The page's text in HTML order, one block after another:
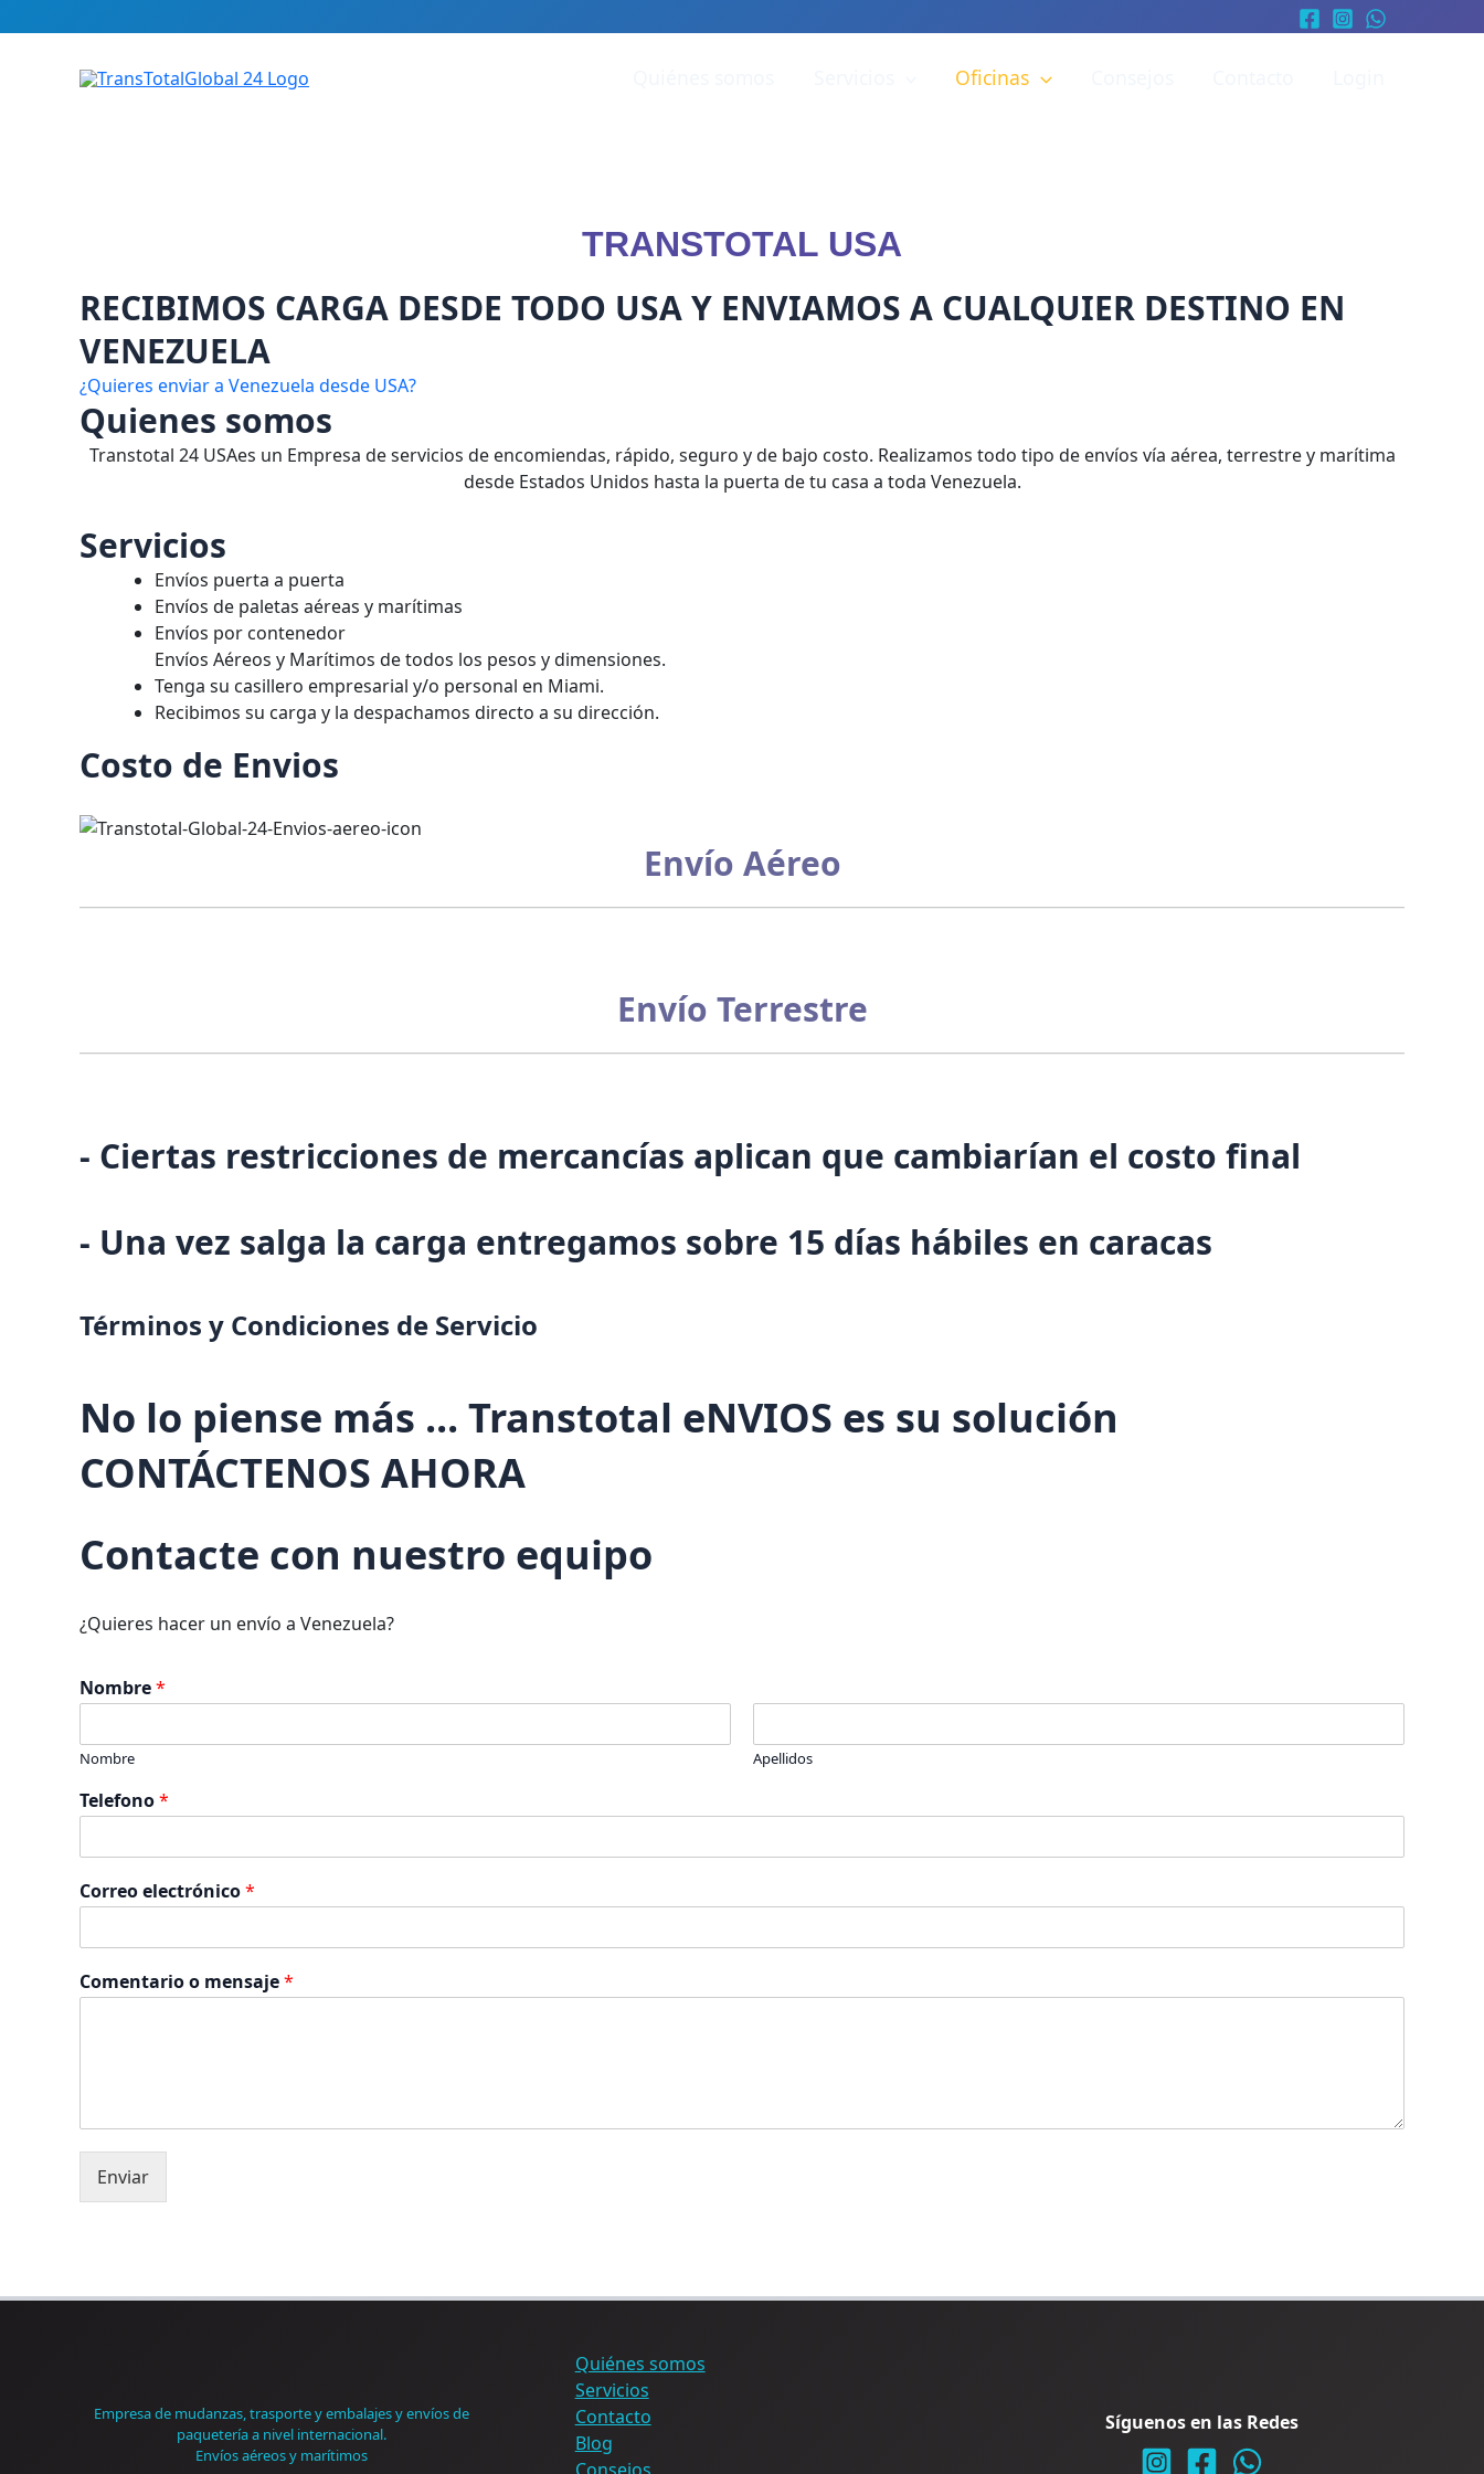
al
contenido
Oficinas
TRANSTOTAL USA
RECIBIMOS CARGA DESDE TODO USA Y ENVIAMOS A CUALQUIER DESTINO EN
VENEZUELA
¿Quieres enviar a Venezuela desde USA?
Quienes somos
Transtotal 24 USAes un Empresa de servicios de encomiendas, rápido, seguro y de bajo costo. Realizamos todo tipo de envíos vía aérea, terrestre y marítima
desde Estados Unidos hasta la puerta de tu casa a toda Venezuela.
Servicios
Envíos puerta a puerta
Envíos de paletas aéreas y marítimas
Envíos por contenedor
Envíos Aéreos y Marítimos de todos los pesos y dimensiones.
Tenga su casillero empresarial y/o personal en Miami.
Recibimos su carga y la despachamos directo a su dirección.
Costo de Envios
Envío Aéreo
Envío Terrestre
- Ciertas restricciones de mercancías aplican que cambiarían el costo final
- Una vez salga la carga entregamos sobre 15 días hábiles en caracas
Términos y Condiciones de Servicio
No lo piense más ... Transtotal eNVIOS es su solución
CONTÁCTENOS AHORA
Contacte con nuestro equipo
¿Quieres hacer un envío a Venezuela?
Nombre*
Nombre Apellidos
Telefono*
Correo electrónico*
Comentario o mensaje*
Enviar
Empresa de mudanzas, trasporte y embalajes y envíos de
paquetería a nivel internacional.
Envíos aéreos y marítimos
Quiénes somos
Servicios
Contacto
Blog
Síguenos en las Redes